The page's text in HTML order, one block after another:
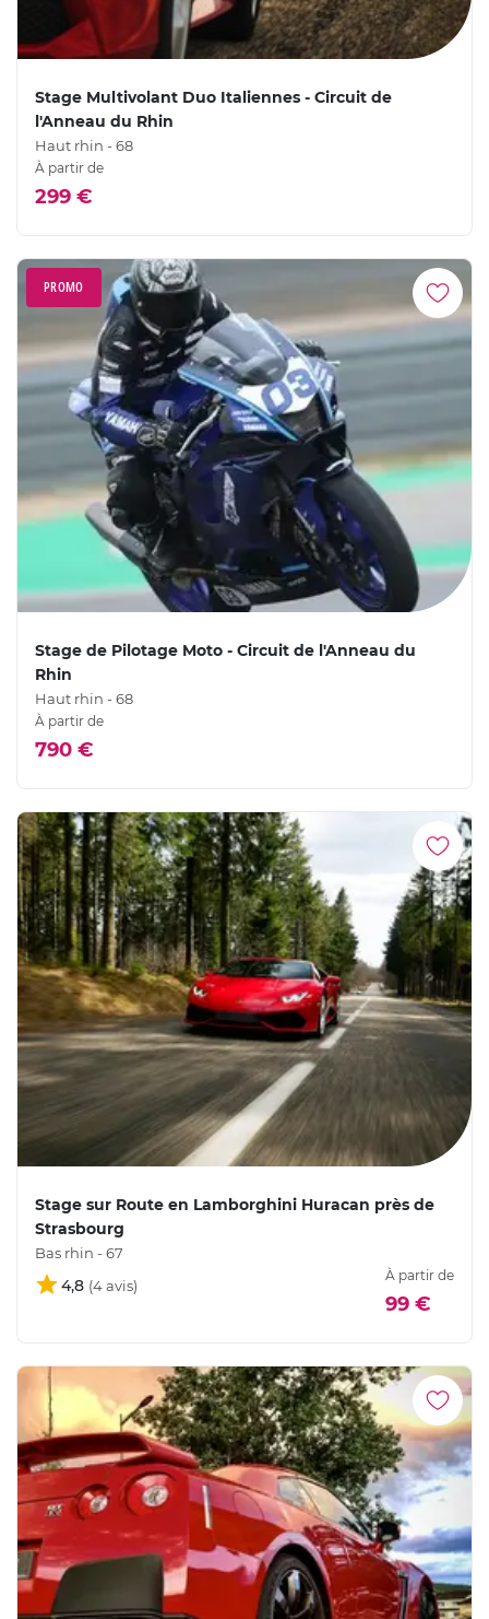
Stage Multivolant Duo Italiennes - Circuit de
l'Anneau du Rhin
Haut rhin - 68
À partir de
299 €
PROMO
Stage de Pilotage Moto - Circuit de l'Anneau du
Rhin
Haut rhin - 68
À partir de
790 €
Stage sur Route en Lamborghini Huracan près de
Strasbourg
Bas rhin - 67
4,8
À partir de
99 €